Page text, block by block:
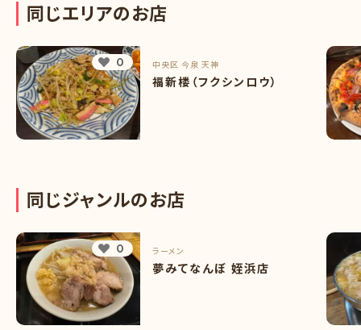
同 じエリアのお店
中央区 今泉 天神
福新楼（フクシンロウ）
0
同 じジャンルのお店
ラーメン
夢みてなんぼ 姪浜店
0